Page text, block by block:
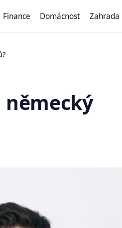
Finance Domácnost Zahrada
německý